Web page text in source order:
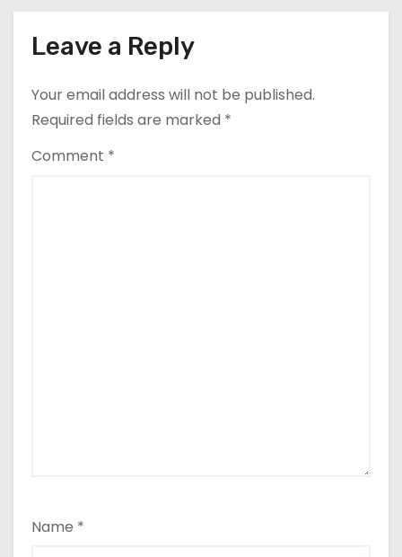
n
Leave a Reply
Your email address will not be published.
Required fields are marked *
Comment *
Name *